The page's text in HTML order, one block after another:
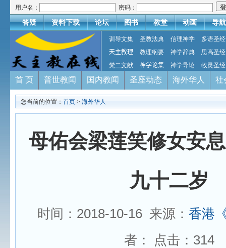
用户名： 密码：
答疑 资料下载 论坛 图书 教堂 动画 导航
训导文集 圣教法典 信理神学
多语圣经
天主教理
教理纲要 神学辞典
思高圣经
梵二文献
神学论集 神学导论 牧灵圣经
首 页 普世教闻 国内教闻 圣座动态 海外华人 社
您当前的位置： 首页 > 海外华人
母佑会梁莲笑修女安
九十二岁
时间：2018-10-16 来源： 香港
者： 点击： 314